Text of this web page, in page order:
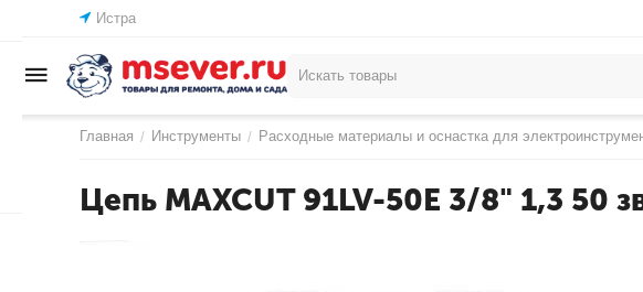
Истра
Главная / Инструменты / Расходные материалы и оснастка для
Цепь MAXCUT 91LV-50E 3/8" 1,3 50